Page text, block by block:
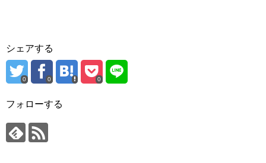
シェアする
0 0 0
フォローする